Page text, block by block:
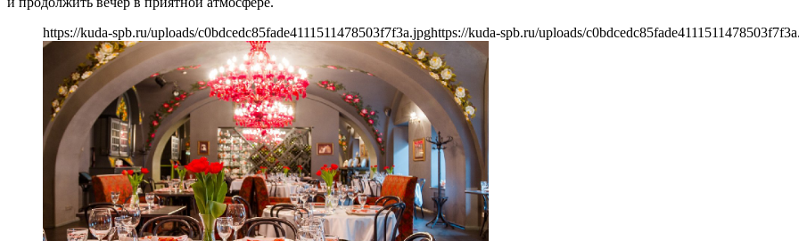
https://kuda-spb.ru/uploads/c0bdcedc85fade4111511478503f7f3a.jpghttps://kuda-spb.ru/uploads/